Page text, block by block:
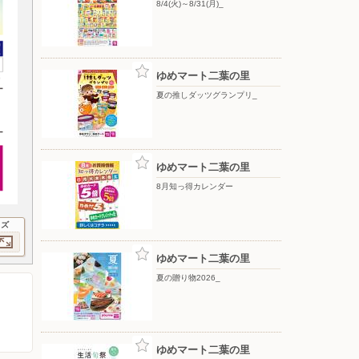
8/4(火)～8/31(月)_
ゆめマート二葉の里
夏の推しダッツグランプリ_
ゆめマート二葉の里
8月知っ得カレンダー
ゆめマート二葉の里
夏の贈り物2026_
ゆめマート二葉の里